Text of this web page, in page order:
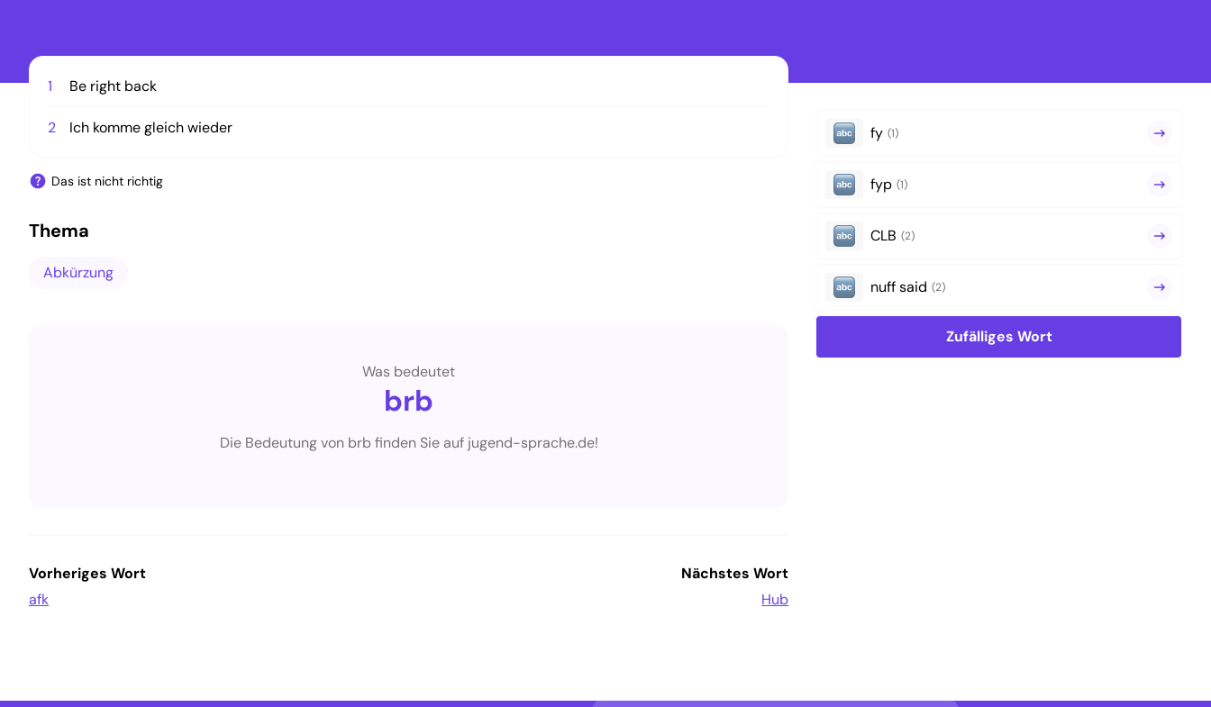
1 Be right back
2 Ich komme gleich wieder
Das ist nicht richtig
Thema
Abkürzung
Was bedeutet
brb
Die Bedeutung von brb finden Sie auf jugend-sprache.de!
Vorheriges Wort
afk
Nächstes Wort
Hub
fy (1)
fyp (1)
CLB (2)
nuff said (2)
Zufälliges Wort